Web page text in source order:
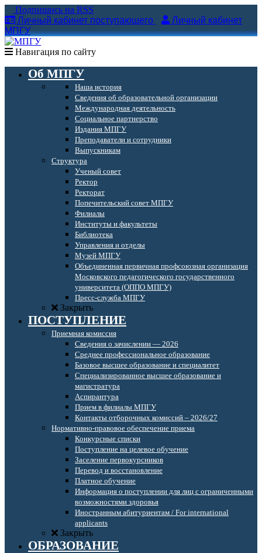
Подпишись на RSS
Личный кабинет поступающего
Личный кабинет
МПГУ
Навигация по сайту
Об МПГУ
Наша история
Сведения об образовательной организации
Международная деятельность
Социальное партнерство
Издания МПГУ
Преподаватели и сотрудники
Выпускникам
Структура
Ученый совет
Ректор
Ректорат
Попечительский совет МПГУ
Филиалы
Институты и факультеты
Библиотека
Управления и отделы
Музей МПГУ
Объединенная первичная профсоюзная организация
Московского педагогического государственного
университета (ОППО МПГУ)
Пресс-служба МПГУ
Закрыть
ПОСТУПЛЕНИЕ
Приемная комиссия
Сведения о зачислении — 2026
Среднее профессиональное образование
Базовое высшее образование и специалитет
Специализированное высшее образование и
магистратура
Аспирантура
Прием в филиалы МПГУ
Контакты отборочных комиссий – 2026/27
Нормативно-правовое обеспечение приема
Конкурсные списки
Поступление на целевое обучение
Заселение первокурсников
Перевод и восстановление
Платное обучение
Информация о поступлении для лиц с ограниченными
возможностями здоровья
Иностранным абитуриентам / For international
applicants
Закрыть
ОБРАЗОВАНИЕ